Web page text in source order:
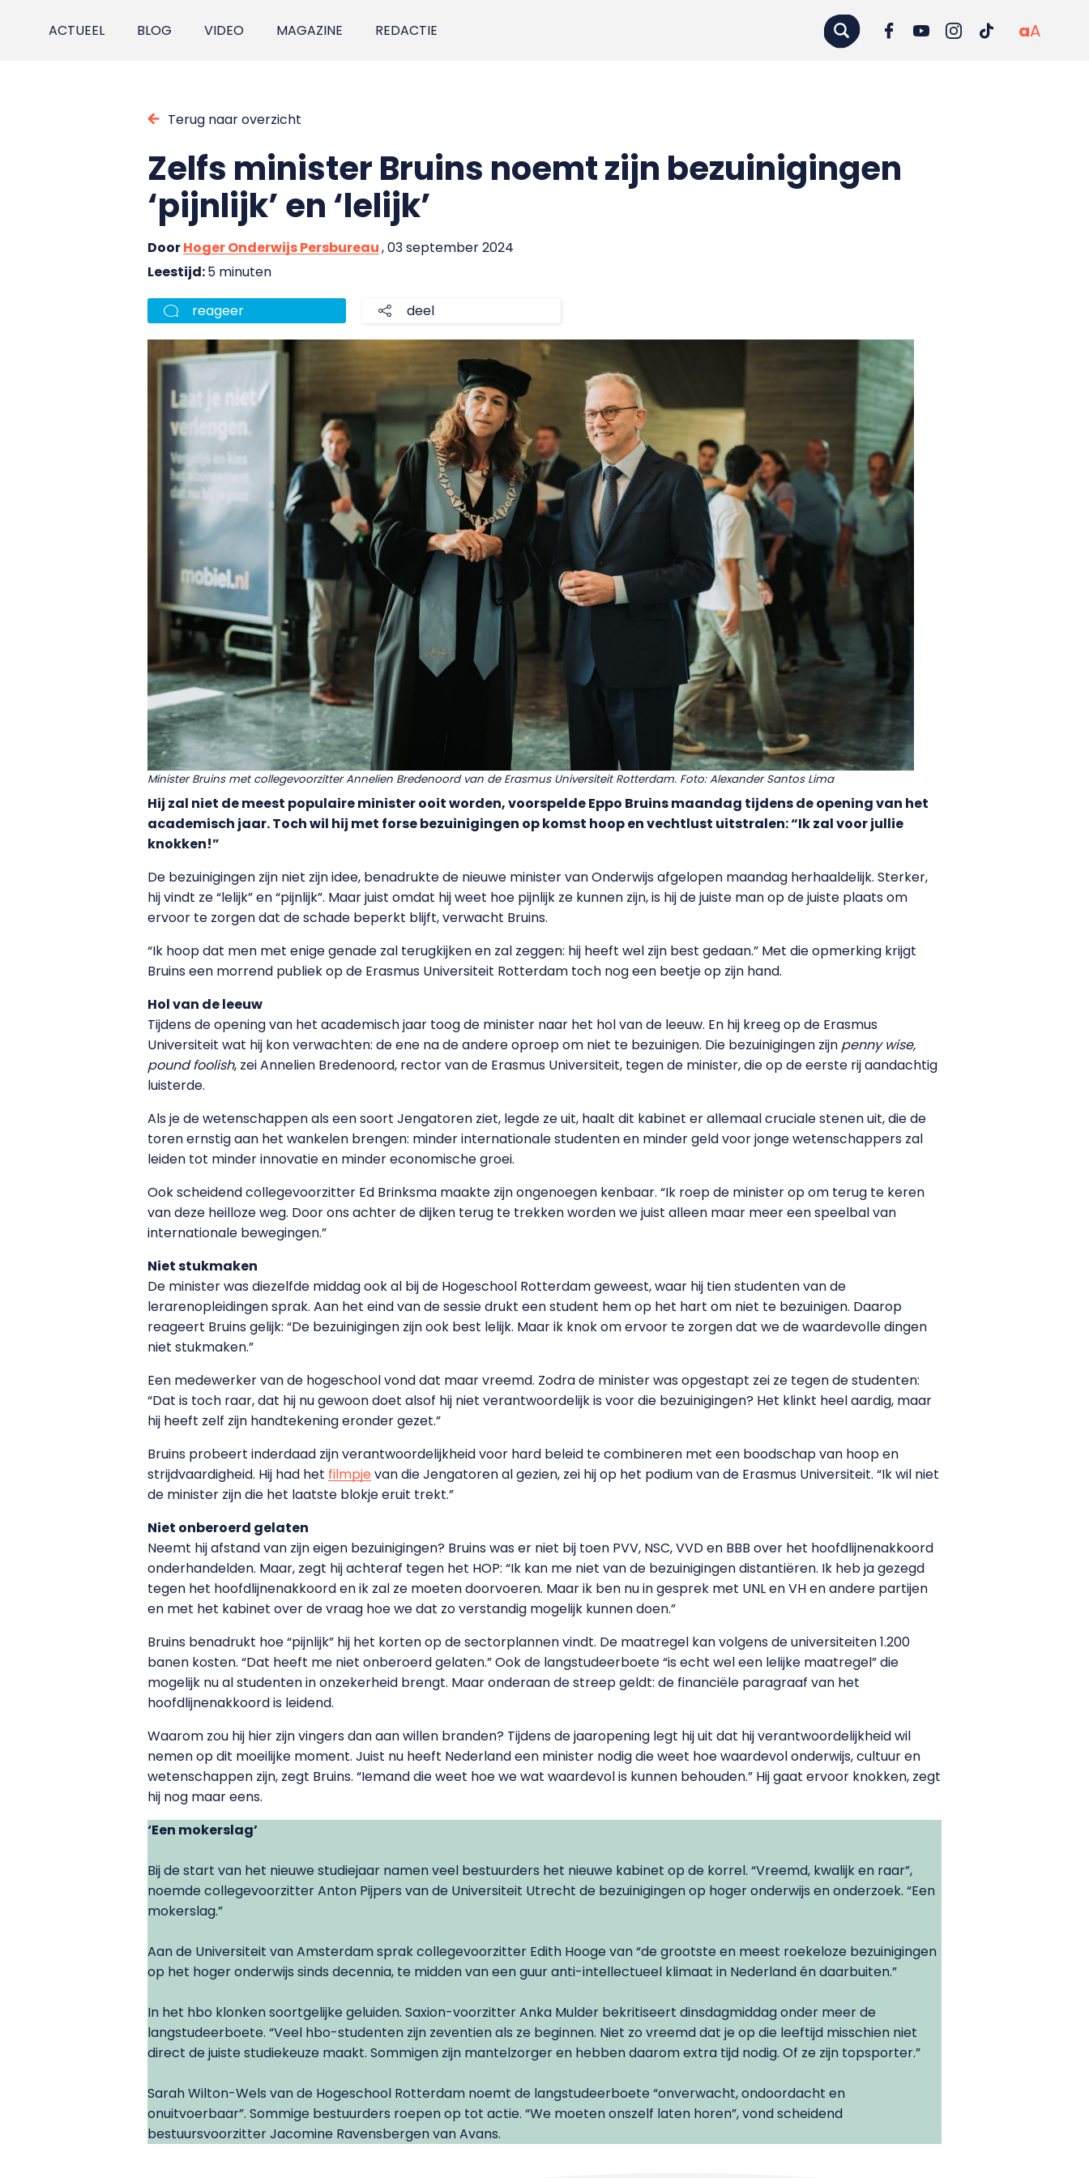
ACTUEEL BLOG VIDEO MAGAZINE REDACTIE aA
Terug naar overzicht
Zelfs minister Bruins noemt zijn bezuinigingen
‘pijnlijk’ en ‘lelijk’
DoorHoger Onderwijs Persbureau, 03 september 2024
Leestijd:5 minuten
reageer deel
Minister Bruins met collegevoorzitter Annelien Bredenoord van de Erasmus Universiteit Rotterdam. Foto: Alexander Santos Lima
Hij zal niet de meest populaire minister ooit worden, voorspelde Eppo Bruins maandag tijdens de opening van het
academisch jaar. Toch wil hij met forse bezuinigingen op komst hoop en vechtlust uitstralen: “Ik zal voor jullie
knokken!”
De bezuinigingen zijn niet zijn idee, benadrukte de nieuwe minister van Onderwijs afgelopen maandag herhaaldelijk. Sterker,
hij vindt ze “lelijk” en “pijnlijk”. Maar juist omdat hij weet hoe pijnlijk ze kunnen zijn, is hij de juiste man op de juiste plaats om
ervoor te zorgen dat de schade beperkt blijft, verwacht Bruins.
“Ik hoop dat men met enige genade zal terugkijken en zal zeggen: hij heeft wel zijn best gedaan.” Met die opmerking krijgt
Bruins een morrend publiek op de Erasmus Universiteit Rotterdam toch nog een beetje op zijn hand.
Hol van de leeuw
Tijdens de opening van het academisch jaar toog de minister naar het hol van de leeuw. En hij kreeg op de Erasmus
Universiteit wat hij kon verwachten: de ene na de andere oproep om niet te bezuinigen. Die bezuinigingen zijn penny wise,
pound foolish, zei Annelien Bredenoord, rector van de Erasmus Universiteit, tegen de minister, die op de eerste rij aandachtig
luisterde.
Als je de wetenschappen als een soort Jengatoren ziet, legde ze uit, haalt dit kabinet er allemaal cruciale stenen uit, die de
toren ernstig aan het wankelen brengen: minder internationale studenten en minder geld voor jonge wetenschappers zal
leiden tot minder innovatie en minder economische groei.
Ook scheidend collegevoorzitter Ed Brinksma maakte zijn ongenoegen kenbaar. “Ik roep de minister op om terug te keren
van deze heilloze weg. Door ons achter de dijken terug te trekken worden we juist alleen maar meer een speelbal van
internationale bewegingen.”
Niet stukmaken
De minister was diezelfde middag ook al bij de Hogeschool Rotterdam geweest, waar hij tien studenten van de
lerarenopleidingen sprak. Aan het eind van de sessie drukt een student hem op het hart om niet te bezuinigen. Daarop
reageert Bruins gelijk: “De bezuinigingen zijn ook best lelijk. Maar ik knok om ervoor te zorgen dat we de waardevolle dingen
niet stukmaken.”
Een medewerker van de hogeschool vond dat maar vreemd. Zodra de minister was opgestapt zei ze tegen de studenten:
“Dat is toch raar, dat hij nu gewoon doet alsof hij niet verantwoordelijk is voor die bezuinigingen? Het klinkt heel aardig, maar
hij heeft zelf zijn handtekening eronder gezet.”
Bruins probeert inderdaad zijn verantwoordelijkheid voor hard beleid te combineren met een boodschap van hoop en
strijdvaardigheid. Hij had het filmpjevan die Jengatoren al gezien, zei hij op het podium van de Erasmus Universiteit. “Ik wil niet
de minister zijn die het laatste blokje eruit trekt.”
Niet onberoerd gelaten
Neemt hij afstand van zijn eigen bezuinigingen? Bruins was er niet bij toen PVV, NSC, VVD en BBB over het hoofdlijnenakkoord
onderhandelden. Maar, zegt hij achteraf tegen het HOP: “Ik kan me niet van de bezuinigingen distantiëren. Ik heb ja gezegd
tegen het hoofdlijnenakkoord en ik zal ze moeten doorvoeren. Maar ik ben nu in gesprek met UNL en VH en andere partijen
en met het kabinet over de vraag hoe we dat zo verstandig mogelijk kunnen doen.”
Bruins benadrukt hoe “pijnlijk” hij het korten op de sectorplannen vindt. De maatregel kan volgens de universiteiten 1.200
banen kosten. “Dat heeft me niet onberoerd gelaten.” Ook de langstudeerboete “is echt wel een lelijke maatregel” die
mogelijk nu al studenten in onzekerheid brengt. Maar onderaan de streep geldt: de financiële paragraaf van het
hoofdlijnenakkoord is leidend.
Waarom zou hij hier zijn vingers dan aan willen branden? Tijdens de jaaropening legt hij uit dat hij verantwoordelijkheid wil
nemen op dit moeilijke moment. Juist nu heeft Nederland een minister nodig die weet hoe waardevol onderwijs, cultuur en
wetenschappen zijn, zegt Bruins. “Iemand die weet hoe we wat waardevol is kunnen behouden.” Hij gaat ervoor knokken, zegt
hij nog maar eens.
‘Een mokerslag’
Bij de start van het nieuwe studiejaar namen veel bestuurders het nieuwe kabinet op de korrel. “Vreemd, kwalijk en raar”,
noemde collegevoorzitter Anton Pijpers van de Universiteit Utrecht de bezuinigingen op hoger onderwijs en onderzoek. “Een
mokerslag.”
Aan de Universiteit van Amsterdam sprak collegevoorzitter Edith Hooge van “de grootste en meest roekeloze bezuinigingen
op het hoger onderwijs sinds decennia, te midden van een guur anti-intellectueel klimaat in Nederland én daarbuiten.”
In het hbo klonken soortgelijke geluiden. Saxion-voorzitter Anka Mulder bekritiseert dinsdagmiddag onder meer de
langstudeerboete. “Veel hbo-studenten zijn zeventien als ze beginnen. Niet zo vreemd dat je op die leeftijd misschien niet
direct de juiste studiekeuze maakt. Sommigen zijn mantelzorger en hebben daarom extra tijd nodig. Of ze zijn topsporter.”
Sarah Wilton-Wels van de Hogeschool Rotterdam noemt de langstudeerboete “onverwacht, ondoordacht en
onuitvoerbaar”. Sommige bestuurders roepen op tot actie. “We moeten onszelf laten horen”, vond scheidend
bestuursvoorzitter Jacomine Ravensbergen van Avans.